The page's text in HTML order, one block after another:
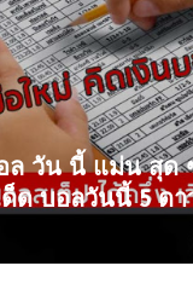
ล วัน นี้ แม่น สุด
ด็ด บอลวันนี้ 5 ดา